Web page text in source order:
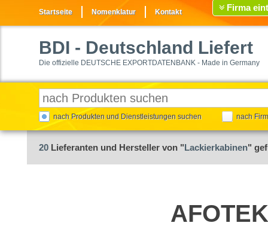
Startseite Nomenklatur Kontakt Firma
BDI - Deutschland Liefert
Die offizielle DEUTSCHE EXPORTDATENBANK - Made in Germany
nach Produkten und Dienstleistungen suchen nach
20 Lieferanten und Hersteller von "Lackierkabinen"